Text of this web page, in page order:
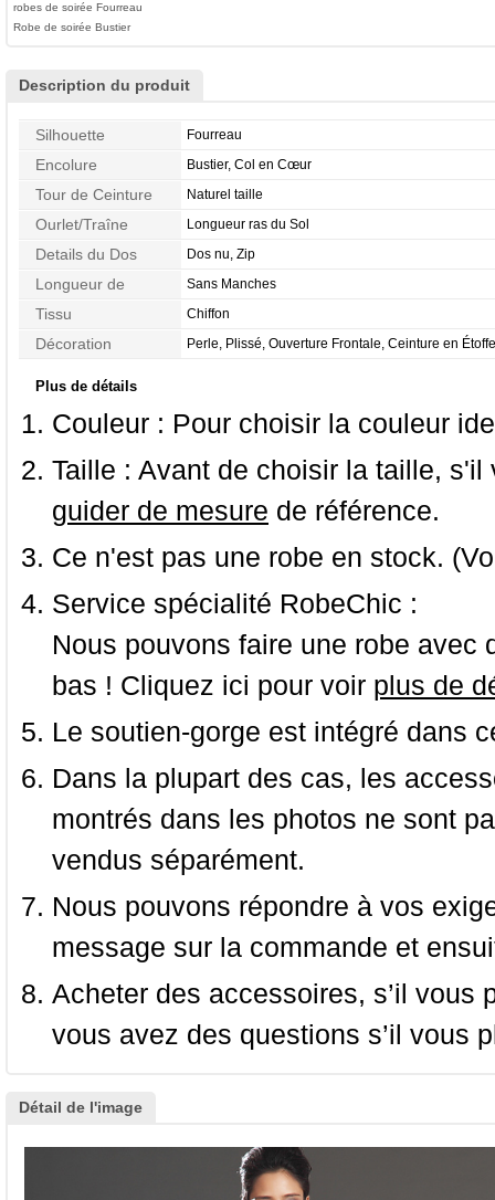
robes de soirée Fourreau
Robe de soirée Bustier
Description du produit
Silhouette Fourreau
Encolure Bustier, Col en Cœur
Tour de Ceinture Naturel taille
Ourlet/Traîne Longueur ras du Sol
Details du Dos Dos nu, Zip
Longueur de
Manches
Sans Manches
Tissu Chiffon
Décoration Perle, Plissé, Ouverture Frontale, Ceinture en Étoffe
Plus de détails
Couleur : Pour choisir la couleur
Taille : Avant de choisir la taille,
guider de mesure de référence.
Ce n'est pas une robe en stock.
Service spécialité RobeChic :
Nous pouvons faire une robe
bas ! Cliquez ici pour voir plus de
Le soutien-gorge est intégré dans
Dans la plupart des cas, les
montrés dans les photos ne sont
vendus séparément.
Nous pouvons répondre à vos
message sur la commande et
Acheter des accessoires, s’il
vous avez des questions s’il vous
Détail de l'image